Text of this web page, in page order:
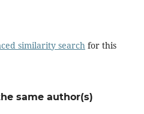
similarity searchfor this
same author(s)